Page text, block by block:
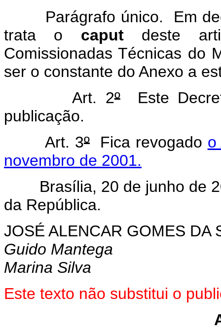
Parágrafo único. Em
trata o caputdeste
Comissionadas Técnicas do
ser o constante do Anexo a
Art. 2ºEste
publicação.
Art. 3º Fica revogado o
novembro de 2001.
Brasília, 20 de junho de
da República.
JOSÉ ALENCAR GOMES DA
Guido Mantega
Marina Silva
Este texto não substitui o